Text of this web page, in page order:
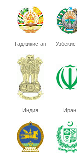
Таджикистан
Индия Иран